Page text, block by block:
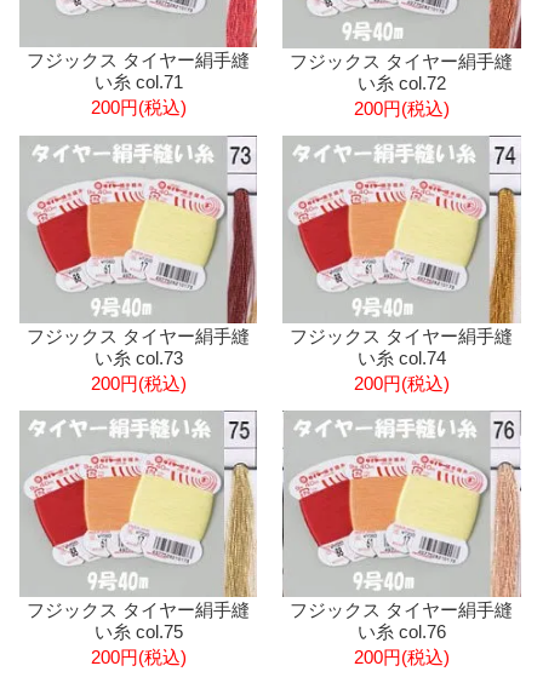
フジックス タイヤー絹手縫
い糸 col.71
200円(税込)
フジックス タイヤー絹手縫
い糸 col.72
200円(税込)
フジックス タイヤー絹手縫
い糸 col.73
200円(税込)
フジックス タイヤー絹手縫
い糸 col.74
200円(税込)
フジックス タイヤー絹手縫
い糸 col.75
200円(税込)
フジックス タイヤー絹手縫
い糸 col.76
200円(税込)